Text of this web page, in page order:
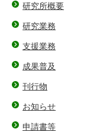
研究所概要
研究業務
支援業務
成果普及
刊行物
お知らせ
申請書等